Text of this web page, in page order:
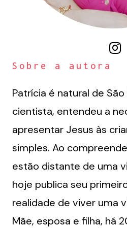
Sobre a autora
Patrícia é natural de
cientista, entendeu a
apresentar Jesus às
simples. Ao
estão distante de uma
hoje publica seu
realidade de viver uma
Mãe, esposa e filha, há